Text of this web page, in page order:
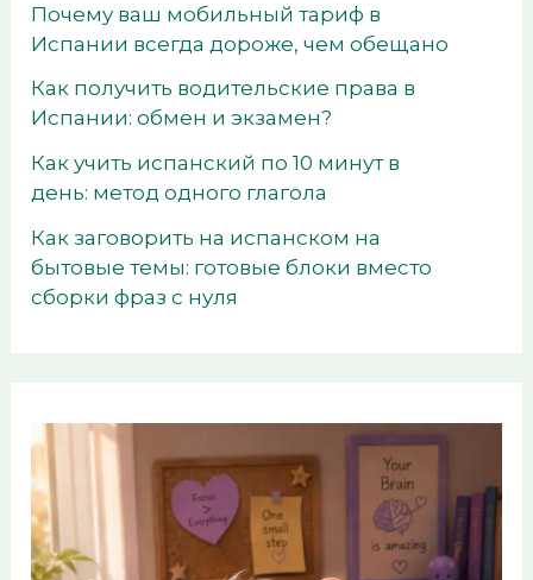
Почему ваш мобильный тариф в
Испании всегда дороже, чем обещано
Как получить водительские права в
Испании: обмен и экзамен?
Как учить испанский по 10 минут в
день: метод одного глагола
Как заговорить на испанском на
бытовые темы: готовые блоки вместо
сборки фраз с нуля